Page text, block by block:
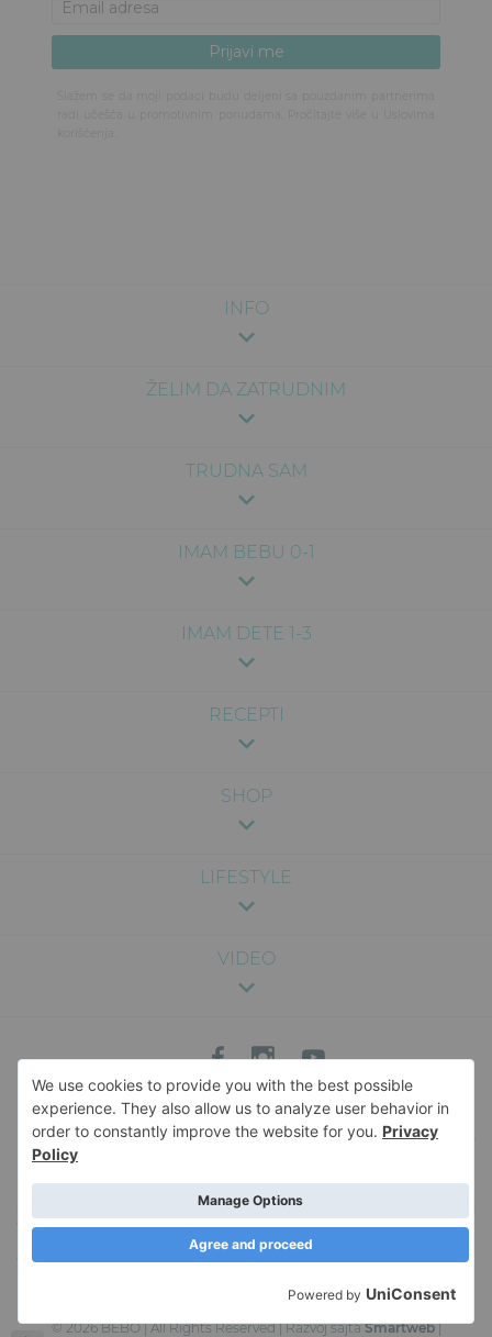
INFO
ŽELIM DA ZATRUDNIM
TRUDNA SAM
IMAM BEBU 0-1
IMAM DETE 1-3
RECEPTI
SHOP
LIFESTYLE
VIDEO
Sadržaj na ovom sajtu je pružen u svrhu zabave i opšte informacije, i nije
namenjen kao medicinski, pravni ili profesionalni savet. Nismo odgovorni za
bilo kakve posledice koje mogu nastati usled korišćenja informacija sa sajta.
medicinsko pitanje, savetujemo da se konsultujete sa kvalifikovanim
stručnjakom. Za više informacija o sadržaju veb-sajta, i pravima i obavezama u
vezi sa istim, pročitajte našeUslove korišćenja. Naš veb-sajt koristi kolačiće
kako bi sačuvao korisne informacije u vašem pretraživaču. Korišćenje ovog
veb-sajta podrazumeva vaš pristanak na upotrebu kolačića. Da saznate više o
© 2026 BEBO | All Rights Reserved | Razvoj sajtaSmartweb|